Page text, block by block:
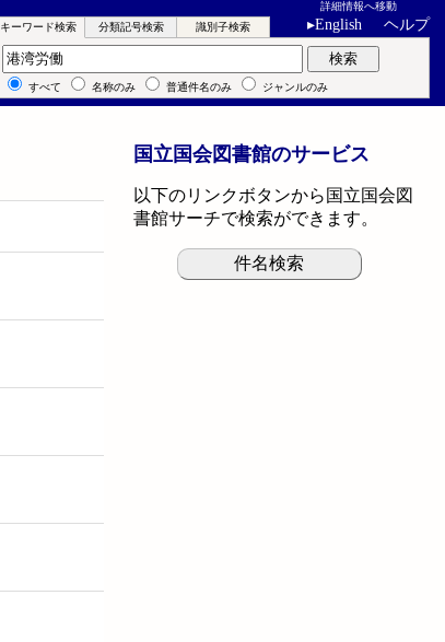
詳細情報へ移動
▸English ヘルプ
キーワード検索 分類記号検索 識別子検索
キーワード検索 検索
すべて 名称のみ 普通件名のみ ジャンルのみ
国立国会図書館のサービス
以下のリンクボタンから国立国会図
書館サーチで検索ができます。
件名検索